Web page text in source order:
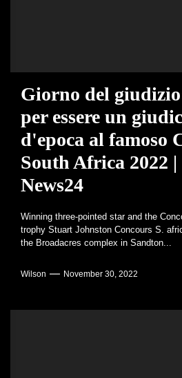
Giorno del
per essere un
d'epoca al famoso
South Africa 2022
News24
Winning three-pointed star and the
trophy Stuart Johnston Concours S.
the Broadacres complex in Sandton...
Wilson November 30, 2022